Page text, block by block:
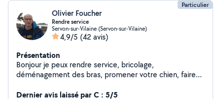
Particulier
Olivier Foucher
Rendre service
Servon-sur-Vilaine (Servon-sur-Vilaine)
4,9/5 (42 avis)
Présentation
Bonjour je peux rendre service, bricolage,
déménagement des bras, promener votre chien, faire
Dernier avis laissé par C : 5/5